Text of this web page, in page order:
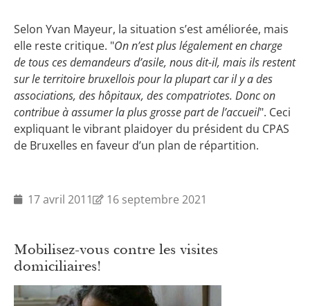
Selon Yvan Mayeur, la situation s’est améliorée, mais
elle reste critique. "On n’est plus légalement en charge
de tous ces demandeurs d’asile, nous dit-il, mais ils restent
sur le territoire bruxellois pour la plupart car il y a des
associations, des hôpitaux, des compatriotes. Donc on
contribue à assumer la plus grosse part de l’accueil". Ceci
expliquant le vibrant plaidoyer du président du CPAS
de Bruxelles en faveur d’un plan de répartition.
17 avril 2011 16 septembre 2021
Mobilisez-vous contre les visites
domiciliaires!